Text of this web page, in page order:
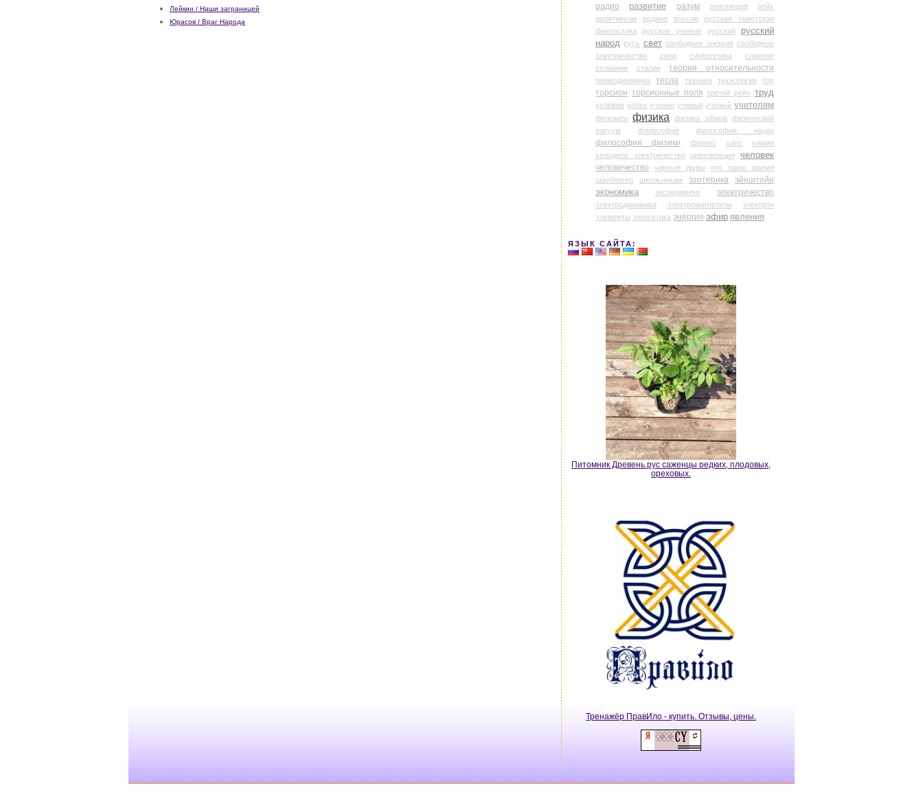
Лейкин / Наши заграницей
Юрасов / Враг Народа
радио развитие разум революция
рейх
релятивизм
родина россия
русская советская
фантастика
русские ученые русский
русский
народ русь свет свободная энергия свободное
электричество
сила синергетика
славяне
сознание
сталин теория относительности
термодинамика тесла техника технология тор
торсион торсионные поля третий рейх труд
условия успех учение ученые ученый учителям
феномен физика физика эфира
физический
вакуум
философия философия науки
философия физики форекс хаос
химия
холодное электричество
цивилизация человек
человечество черные дыры
что такое время
шаубергер
школьникам эзотерика
эйнштейн
экономика
эксперимент электричество
электродинамика электромагнетизм
электрон
элементы энергетика энергия эфир явления
ЯЗЫК САЙТА:
Питомник Древень.рус саженцы редких, плодовых,
ореховых.
Тренажёр ПравИло - купить. Отзывы, цены.